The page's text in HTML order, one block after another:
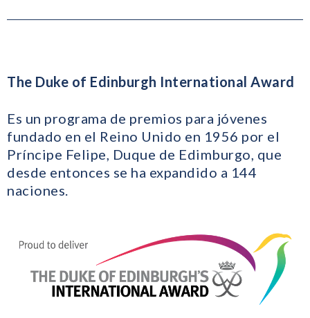
The Duke of Edinburgh International Award
Es un programa de premios para jóvenes
fundado en el Reino Unido en 1956 por el
Príncipe Felipe, Duque de Edimburgo, que
desde entonces se ha expandido a 144
naciones.